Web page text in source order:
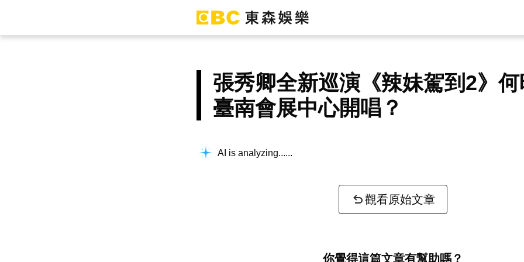
張秀卿全新巡演《辣妹駕到2》
臺南會展中心開唱？
AI is analyzing...
觀看原始文章
你覺得這篇文章有幫助嗎？